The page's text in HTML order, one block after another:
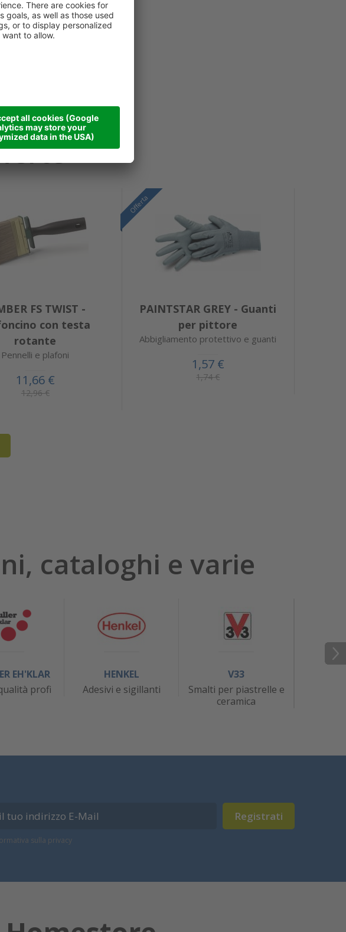
FS TWIST -
con testa
rotante
Pennelli e plafoni
11,66 €
12,96 €
Offerta
PAINTSTAR GREY - Guanti
per pittore
Abbigliamento protettivo e guanti
1,57 €
1,74 €
cataloghi e varie
EH'KLAR
profi
HENKEL
Adesivi e sigillanti
V33
Smalti per piastrelle e
ceramica
Registrati
sulla privacy